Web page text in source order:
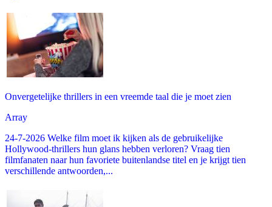
Onvergetelijke thrillers in een vreemde taal die je moet zien
Array
24-7-2026 Welke film moet ik kijken als de gebruikelijke
Hollywood-thrillers hun glans hebben verloren? Vraag tien
filmfanaten naar hun favoriete buitenlandse titel en je krijgt tien
verschillende antwoorden,...